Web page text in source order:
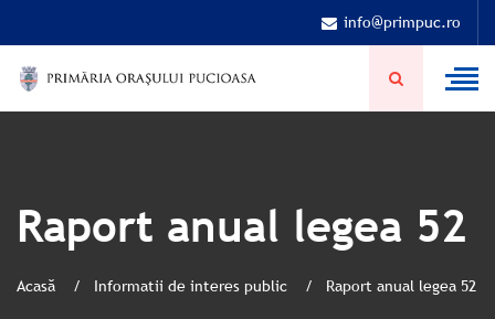
info@primpuc.ro
Raport anual legea 52
Acasă Informatii de interes public Raport anual legea 52